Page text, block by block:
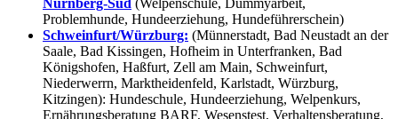
Nürnberg-Süd (Welpenschule, Dummyarbeit,
Problemhunde, Hundeerziehung, Hundeführerschein)
Schweinfurt/Würzburg: (Münnerstadt, Bad Neustadt an der
Saale, Bad Kissingen, Hofheim in Unterfranken, Bad
Königshofen, Haßfurt, Zell am Main, Schweinfurt,
Niederwerrn, Marktheidenfeld, Karlstadt, Würzburg,
Kitzingen): Hundeschule, Hundeerziehung, Welpenkurs,
Ernährungsberatung BARF, Wesenstest, Verhaltensberatung,